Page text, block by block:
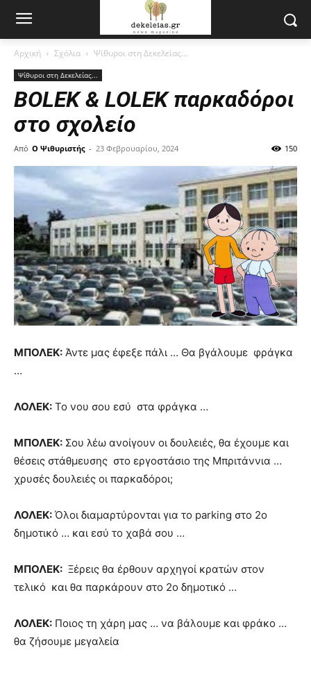
Αρχική Σχόλια Ψίθυροι στη Δεκελείας...
Ψίθυροι στη Δεκελείας...
BOLEK & LOLEK παρκαδόροι
στο σχολείο
Από Ο Ψιθυριστής - 23 Φεβρουαρίου, 2024 150
ΜΠΟΛΕΚ: Άντε μας έφεξε πάλι … Θα βγάλουμε φράγκα
…
ΛΟΛΕΚ: Το νου σου εσύ στα φράγκα …
ΜΠΟΛΕΚ: Σου λέω ανοίγουν οι δουλειές, θα έχουμε και
θέσεις στάθμευσης στο εργοστάσιο της Μπριτάννια …
χρυσές δουλειές οι παρκαδόροι;
ΛΟΛΕΚ: Όλοι διαμαρτύρονται για το parking στο 2ο
δημοτικό … και εσύ το χαβά σου …
ΜΠΟΛΕΚ: Ξέρεις θα έρθουν αρχηγοί κρατών στον
τελικό και θα παρκάρουν στο 2ο δημοτικό …
ΛΟΛΕΚ: Ποιος τη χάρη μας … να βάλουμε και φράκο …
θα ζήσουμε μεγαλεία